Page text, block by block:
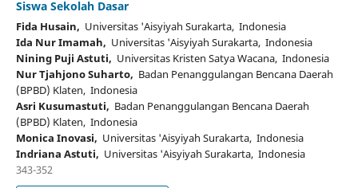
Siswa Sekolah Dasar
Fida Husain, Universitas 'Aisyiyah Surakarta, Indonesia
Ida Nur Imamah, Universitas 'Aisyiyah Surakarta, Indonesia
Nining Puji Astuti, Universitas Kristen Satya Wacana, Indonesia
Nur Tjahjono Suharto, Badan Penanggulangan Bencana Daerah
(BPBD) Klaten, Indonesia
Asri Kusumastuti, Badan Penanggulangan Bencana Daerah
(BPBD) Klaten, Indonesia
Monica Inovasi, Universitas 'Aisyiyah Surakarta, Indonesia
Indriana Astuti, Universitas 'Aisyiyah Surakarta, Indonesia
343-352